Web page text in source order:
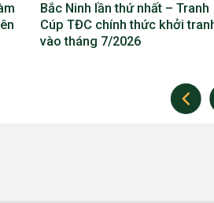
địch các CLB Golf tỉnh Bắc
lần thứ nhất